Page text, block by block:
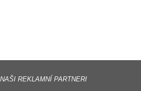
NAŠI REKLAMNÍ PARTNERI